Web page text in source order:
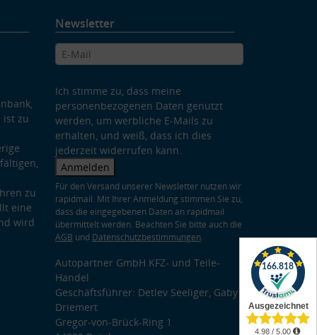
ist zu
zu
eine
wird
Newsletter
Ich stimme zu, dass meine
personenbezogenen Daten genutzt
werden, um werbliche E-Mails zu
erhalten, und weiß, dass ich dies
jederzeit widerrufen kann.
Anmelden
Für den Versand unserer Newsletter nutzen wir
rapidmail. Mit Ihrer Anmeldung stimmen Sie zu,
dass die eingegebenen Daten an rapidmail
übermittelt werden. Beachten Sie bitte auch die
AGB und Datenschutzbestimmungen.
Autopartner GmbH KFZ- und Teile-
Handel
Geschäftsführer: Detlev Seeliger, Gaby
Driemert
Gregor-von-Brück-Ring 1